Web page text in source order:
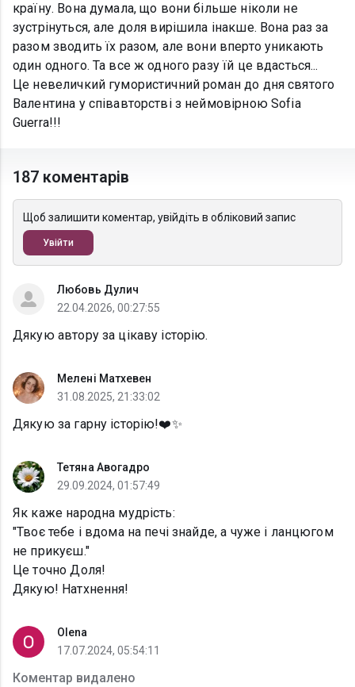
країну. Вона думала, що вони більше ніколи не
зустрінуться, але доля вирішила інакше. Вона раз за
разом зводить їх разом, але вони вперто уникають
один одного. Та все ж одного разу їй це вдасться...
Це невеличкий гумористичний роман до дня святого
Валентина у співавторстві з неймовірною Sofia
Guerra!!!
187 коментарів
Щоб залишити коментар, увійдіть в обліковий запис
Увійти
Любовь Дулич
22.04.2026, 00:27:55
Дякую автору за цікаву історію.
Мелені Матхевен
31.08.2025, 21:33:02
Дякую за гарну історію!❤️✨
Тетяна Авогадро
29.09.2024, 01:57:49
Як каже народна мудрість:
"Твоє тебе і вдома на печі знайде, а чуже і ланцюгом
не прикуєш."
Це точно Доля!
Дякую! Натхнення!
Olena
17.07.2024, 05:54:11
Коментар видалено